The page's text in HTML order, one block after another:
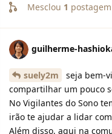
Mesclou 1
guilherme-
suely2m
seja bem-
compartilhar um pouco
No Vigilantes do Sono
irão te ajudar a lidar
Além disso, aqui na